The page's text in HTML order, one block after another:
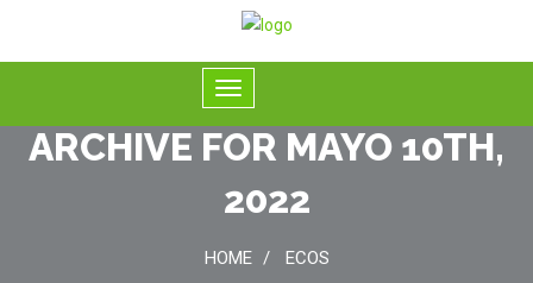
ARCHIVE FOR MAYO 10TH,
2022
HOME ECOS